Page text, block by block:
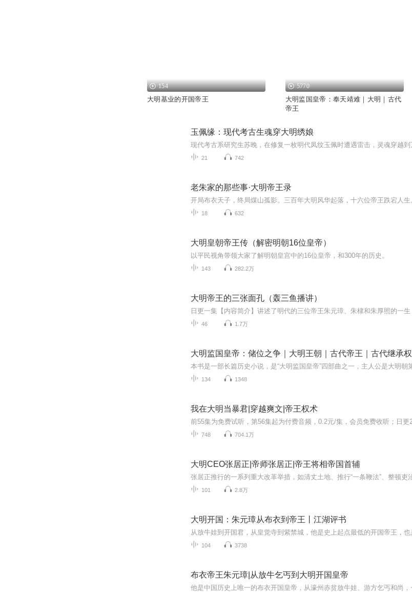
154
大明基业的开国帝王
5770
大明监国皇帝：奉天靖难｜大明｜古代
帝王
玉佩缘：现代考古生魂穿大明绣娘
21 742
老朱家的那些事·大明帝王录
18 632
大明皇朝帝王传（解密明朝16位皇帝）
以平民视角带领大家了解明朝皇宫中的16位皇帝，和300年的历史。
143 282.2万
大明帝王的三张面孔（轰三鱼播讲）
46 1.7万
大明监国皇帝：储位之争｜大明王朝｜古代帝王｜古代继承权
134 1348
我在大明当暴君|穿越爽文|帝王权术
748 704.1万
大明CEO张居正|帝师张居正|帝王将相帝国首辅
101 2.8万
大明开国：朱元璋从布衣到帝王丨江湖评书
104 3738
布衣帝王朱元璋|从放牛乞丐到大明开国皇帝